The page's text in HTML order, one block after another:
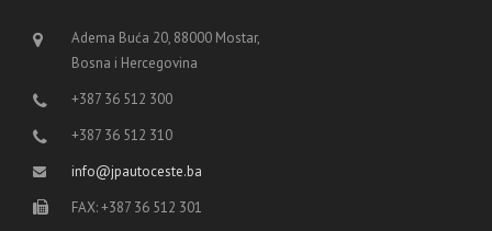
Adema Buća 20, 88000 Mostar,
Bosna i Hercegovina
+387 36 512 300
+387 36 512 310
info@jpautoceste.ba
FAX: +387 36 512 301